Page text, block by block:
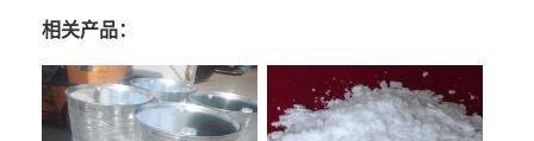
相关产品：